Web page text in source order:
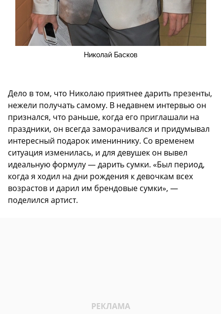
Николай Басков
Дело в том, что Николаю приятнее дарить презенты,
нежели получать самому. В недавнем интервью он
признался, что раньше, когда его приглашали на
праздники, он всегда заморачивался и придумывал
интересный подарок имениннику. Со временем
ситуация изменилась, и для девушек он вывел
идеальную формулу — дарить сумки. «Был период,
когда я ходил на дни рождения к девочкам всех
возрастов и дарил им брендовые сумки», —
поделился артист.